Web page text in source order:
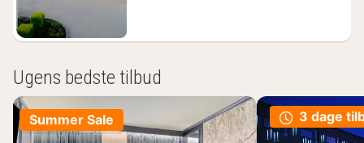
Ugens bedste tilbud
Summer Sale 3 dage